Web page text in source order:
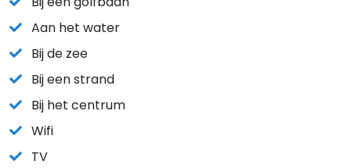
Aan het water
Bij de zee
Bij een strand
Bij het centrum
Wifi
TV